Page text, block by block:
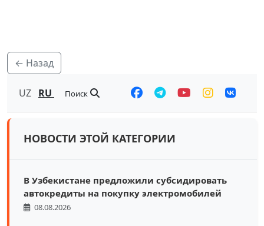
← Назад
UZ RU Поиск
НОВОСТИ ЭТОЙ КАТЕГОРИИ
В Узбекистане предложили субсидировать
автокредиты на покупку электромобилей
08.08.2026